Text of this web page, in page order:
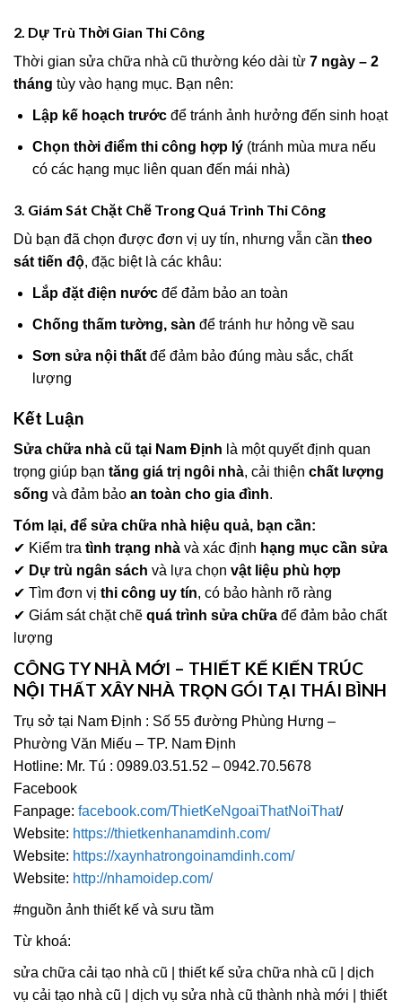
2. Dự Trù Thời Gian Thi Công
Thời gian sửa chữa nhà cũ thường kéo dài từ 7 ngày – 2
tháng tùy vào hạng mục. Bạn nên:
Lập kế hoạch trướcđể tránh ảnh hưởng đến sinh hoạt
Chọn thời điểm thi công hợp lý(tránh mùa mưa nếu
có các hạng mục liên quan đến mái nhà)
3. Giám Sát Chặt Chẽ Trong Quá Trình Thi Công
Dù bạn đã chọn được đơn vị uy tín, nhưng vẫn cần theo
sát tiến độ, đặc biệt là các khâu:
Lắp đặt điện nướcđể đảm bảo an toàn
Chống thấm tường, sàn để tránh hư hỏng về sau
Sơn sửa nội thấtđể đảm bảo đúng màu sắc, chất
lượng
Kết Luận
Sửa chữa nhà cũ tại Nam Định là một quyết định quan
trọng giúp bạn tăng giá trị ngôi nhà, cải thiện chất lượng
sống và đảm bảo an toàn cho gia đình.
Tóm lại, để sửa chữa nhà hiệu quả, bạn cần:
✔ Kiểm tra tình trạng nhà và xác định hạng mục cần sửa
✔ Dự trù ngân sách và lựa chọn vật liệu phù hợp
✔ Tìm đơn vị thi công uy tín, có bảo hành rõ ràng
✔ Giám sát chặt chẽ quá trình sửa chữa để đảm bảo chất
lượng
CÔNG TY NHÀ MỚI – THIẾT KẾ KIẾN TRÚC
NỘI THẤT XÂY NHÀ TRỌN GÓI TẠI THÁI BÌNH
Trụ sở tại Nam Định : Số 55 đường Phùng Hưng –
Phường Văn Miếu – TP. Nam Định
Hotline: Mr. Tú : 0989.03.51.52 – 0942.70.5678
Facebook
Fanpage: facebook.com/ThietKeNgoaiThatNoiThat/
Website: https://thietkenhanamdinh.com/
Website: https://xaynhatrongoinamdinh.com/
Website: http://nhamoidep.com/
#nguồn ảnh thiết kế và sưu tầm
Từ khoá:
sửa chữa cải tạo nhà cũ | thiết kế sửa chữa nhà cũ | dịch
vụ cải tạo nhà cũ | dịch vụ sửa nhà cũ thành nhà mới | thiết